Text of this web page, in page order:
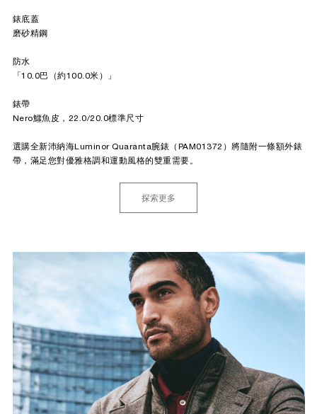
錶底蓋
磨砂精鋼
防水
「10.0巴（約100.0米）」
錶帶
Nero鱷魚皮，22.0/20.0標準尺寸
選購全新沛納海Luminor Quaranta腕錶（PAM01372）將隨附一條額外錶
帶，滿足您對優雅格調和運動風格的雙重需要。
探索更多